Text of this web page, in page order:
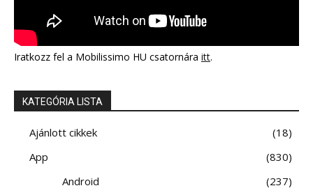
Iratkozz fel a Mobilissimo HU csatornára itt.
KATEGÓRIA LISTA
Ajánlott cikkek
18
App
830
Android
237